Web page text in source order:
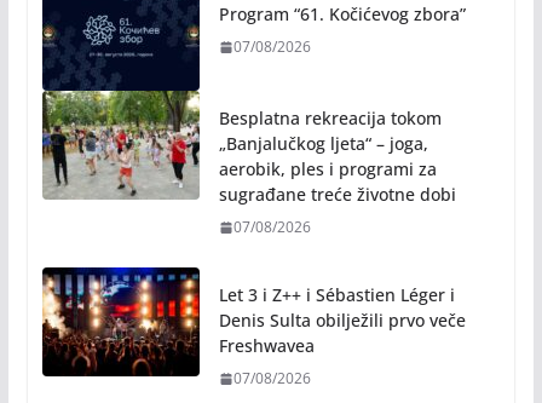
Program “61. Kočićevog zbora”
07/08/2026
Besplatna rekreacija tokom
„Banjalučkog ljeta“ – joga,
aerobik, ples i programi za
sugrađane treće životne dobi
07/08/2026
Let 3 i Z++ i Sébastien Léger i
Denis Sulta obilježili prvo veče
Freshwavea
07/08/2026